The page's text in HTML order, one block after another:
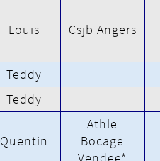
Louis Csjb Angers
Teddy
Teddy
Quentin
Athle
Bocage
Vendee*